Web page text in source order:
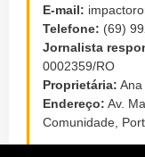
E-mail:
Telefone: (69)
Jornalista
0002359/RO
Proprietária: Ana
Endereço: Av.
Comunidade,